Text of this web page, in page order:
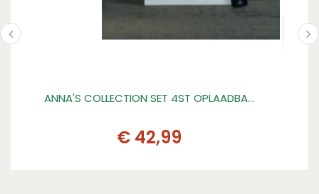
ANNA'S COLLECTION SET 4ST OPLAADBA…
€ 42,99